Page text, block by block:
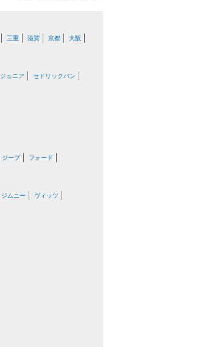
三重 滋賀 京都
大阪
ジュニア
セドリックバン
ジープ
フォード
ジムニー
ヴィッツ